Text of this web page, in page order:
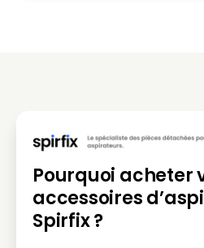
SOTECO
SOTECO FREE YES
SOTECO
SOTECO G 10 P
SOTECO
SOTECO G 16 P
SOTECO
Pourquoi acheter
accessoires
Spirfix ?